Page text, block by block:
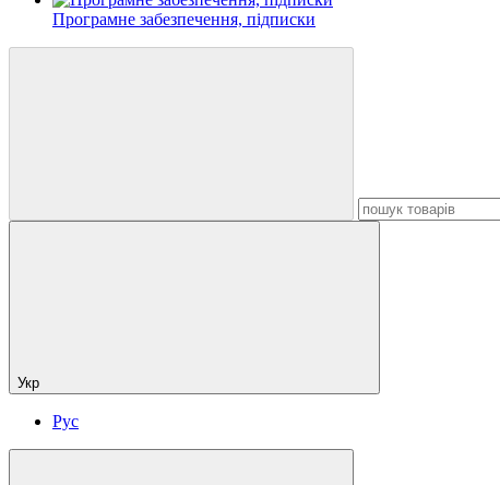
Програмне забезпечення, підписки
Укр
Рус